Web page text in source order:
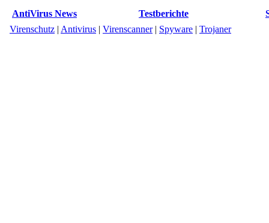
AntiVirus News Testberichte
Virenschutz | Antivirus | Virenscanner| Spyware | Trojaner